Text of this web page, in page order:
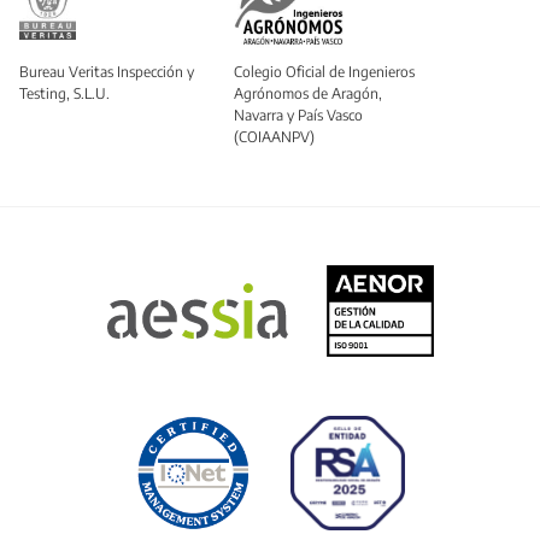
Bureau Veritas Inspección y
Testing, S.L.U.
Colegio Oficial de Ingenieros
Agrónomos de Aragón,
Navarra y País Vasco
(COIAANPV)